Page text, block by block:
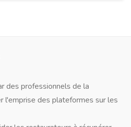
des professionnels de la
l'emprise des plateformes sur les